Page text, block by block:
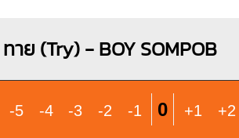
าย (Try) - BOY SOMPOB
-5 -4 -3 -2 -1 0 +1 +2